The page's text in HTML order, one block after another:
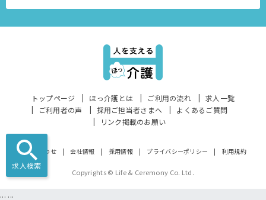
求人検索
トップページ ほっ介護とは ご利用の流れ
求人一覧
ご利用者の声
採用ご担当者さまへ
よくあるご質問
リンク掲載のお願い
お問い合わせ 会社情報 採用情報 プライバシーポリシー 利用規約
Copyrights © Life & Ceremony Co. Ltd.
... ...